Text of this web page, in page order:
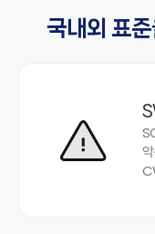
국내외 표